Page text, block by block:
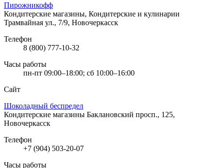
Пирожникофф
Кондитерские магазины, Кондитерские и кулинарии
Трамвайная ул., 7/9, Новочеркасск
Телефон
8 (800) 777-10-32
Часы работы
пн-пт 09:00–18:00; сб 10:00–16:00
Сайт
Шоколадный беспредел
Кондитерские магазины Баклановский просп., 125,
Новочеркасск
Телефон
+7 (904) 503-20-07
Часы работы